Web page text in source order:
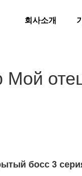
회사소개
босс 3